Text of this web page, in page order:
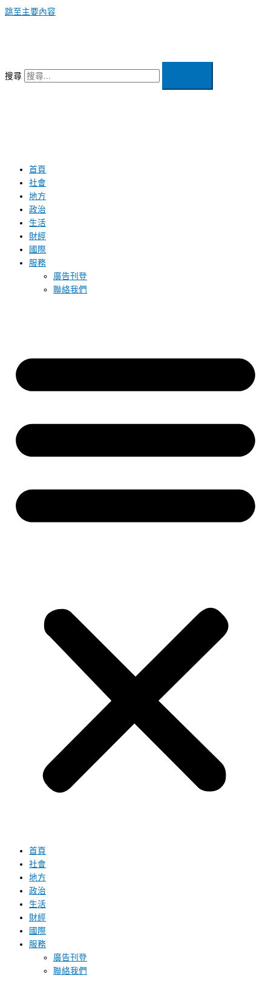
跳至主要內容
搜尋
首頁
社會
地方
政治
生活
財經
國際
服務
廣告刊登
聯絡我們
首頁
社會
地方
政治
生活
財經
國際
服務
廣告刊登
聯絡我們